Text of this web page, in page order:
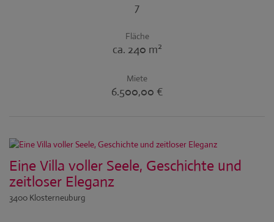
7
Fläche
ca. 240 m2
Miete
6.500,00 €
Eine Villa voller Seele, Geschichte und
zeitloser Eleganz
3400 Klosterneuburg